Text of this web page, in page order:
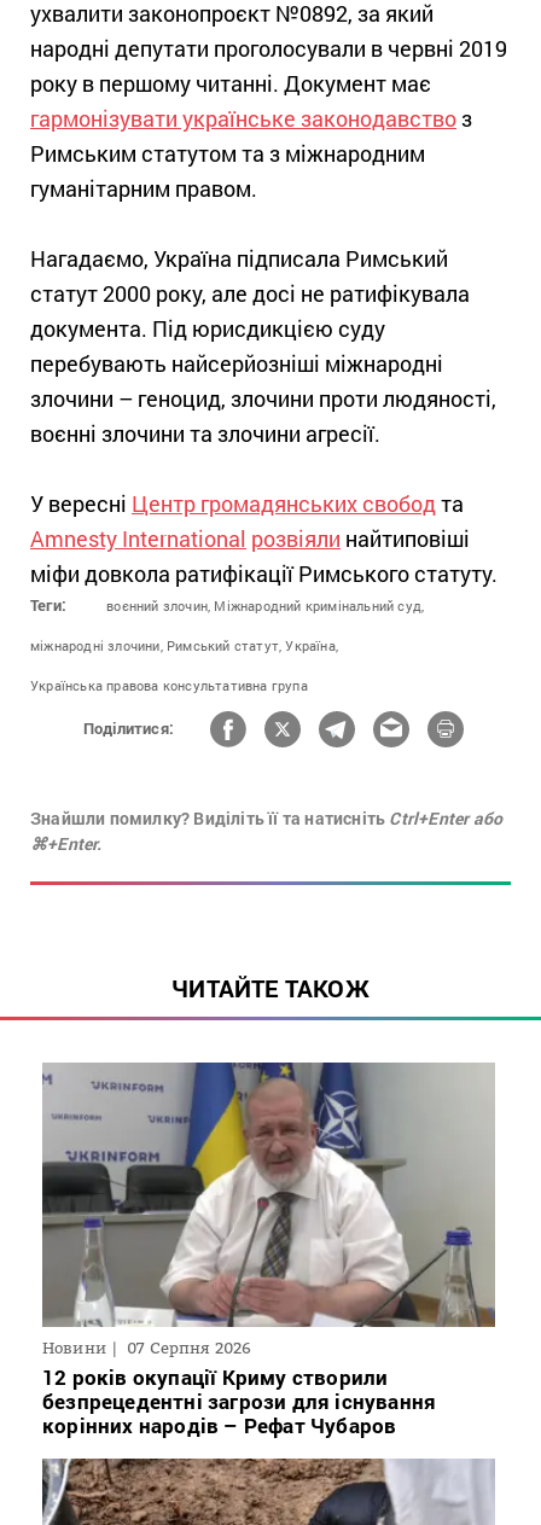
ухвалити законопроєкт №0892, за який
народні депутати проголосували в червні 2019
року в першому читанні. Документ має
гармонізувати українське законодавствоз
Римським статутом та з міжнародним
гуманітарним правом.
Нагадаємо, Україна підписала Римський
статут 2000 року, але досі не ратифікувала
документа. Під юрисдикцією суду
перебувають найсерйозніші міжнародні
злочини – геноцид, злочини проти людяності,
воєнні злочини та злочини агресії.
У вересні Центр громадянських свободта
Amnesty International розвіяли найтиповіші
міфи довкола ратифікації Римського статуту.
Теги: воєнний злочин, Міжнародний кримінальний суд,
міжнародні злочини, Римський статут, Україна,
Українська правова консультативна група
Поділитися:
Знайшли помилку? Виділіть її та натисніть Ctrl+Enter або
⌘+Enter.
ЧИТАЙТЕ ТАКОЖ
Новини 07 Серпня 2026
12 років окупації Криму створили
безпрецедентні загрози для існування
корінних народів – Рефат Чубаров